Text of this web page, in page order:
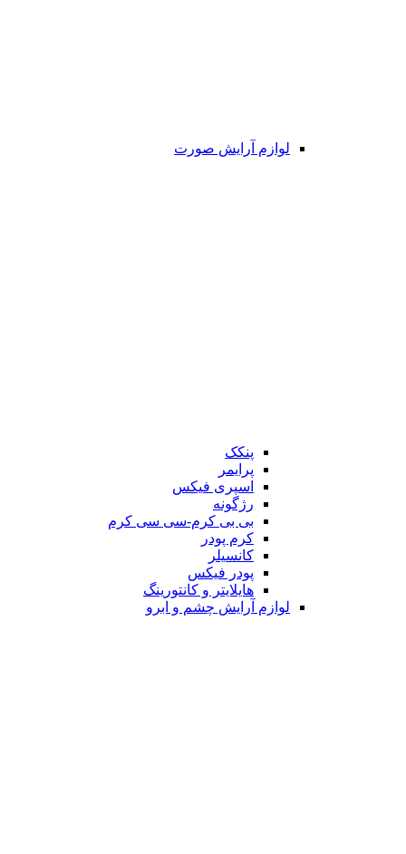
لوازم آرایش صورت
پنکک
پرایمر
اسپری فیکس
رژگونه
بی بی کرم-سی سی کرم
کرم پودر
کانسیلر
پودر فیکس
هایلایتر و کانتورینگ
لوازم آرایش چشم و ابرو